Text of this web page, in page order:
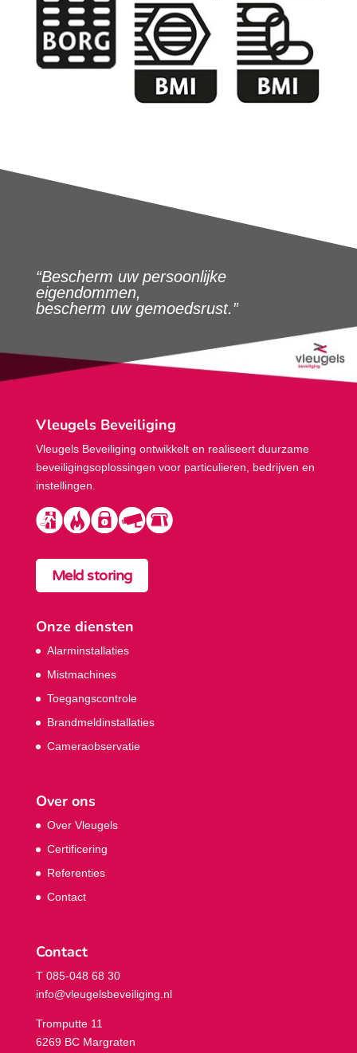
“Bescherm uw persoonlijke
eigendommen,
bescherm uw gemoedsrust.”
Vleugels Beveiliging
Vleugels Beveiliging ontwikkelt en realiseert duurzame
beveiligings­oplossingen voor particulieren, bedrijven en
instellingen.
Meld storing
Onze diensten
Alarminstallaties
Mistmachines
Toegangscontrole
Brandmeldinstallaties
Cameraobservatie
Over ons
Over Vleugels
Certificering
Referenties
Contact
Contact
T 085-048 68 30
info@vleugelsbeveiliging.nl
Tromputte 11
6269 BC Margraten